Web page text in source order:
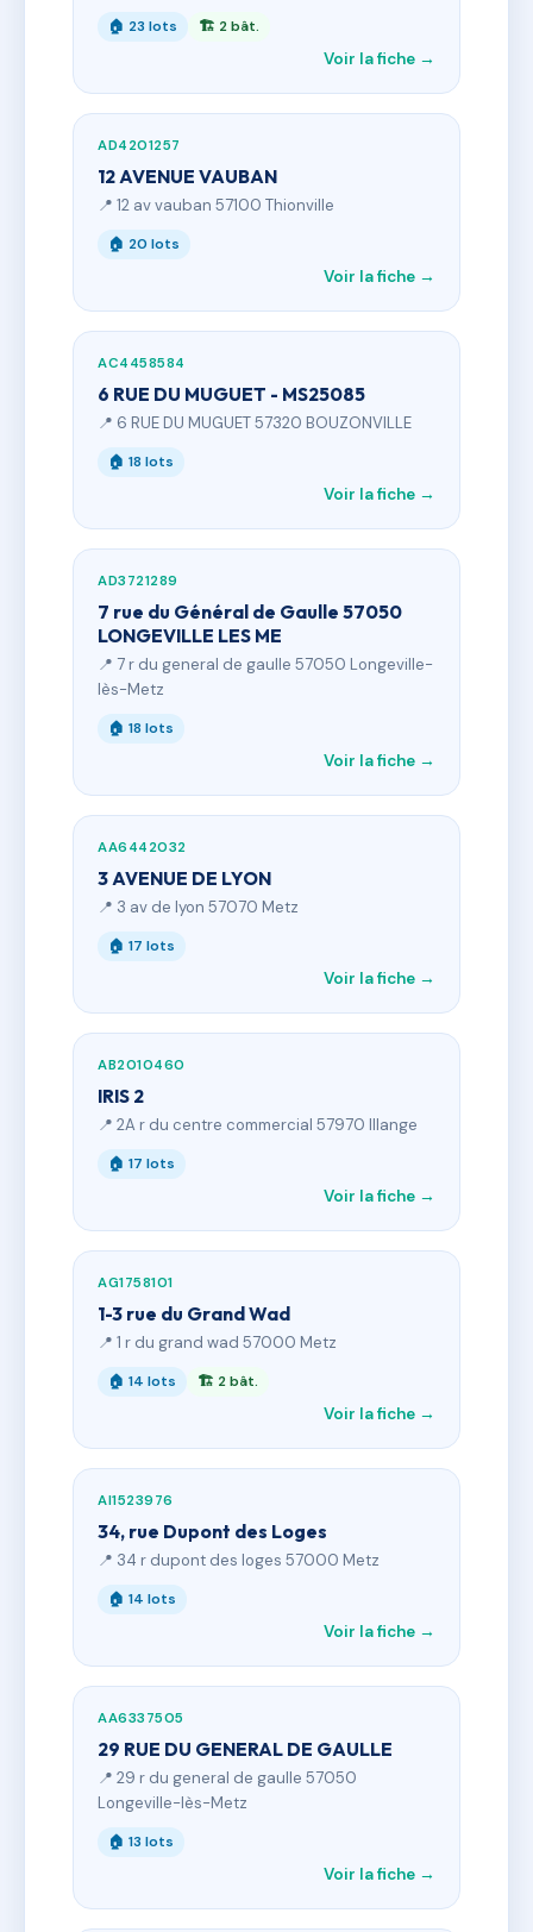
🏠 23 lots 🏗 2 bât.
Voir la fiche →
AD4201257
12 AVENUE VAUBAN
📍 12 av vauban 57100 Thionville
🏠 20 lots
Voir la fiche →
AC4458584
6 RUE DU MUGUET - MS25085
📍 6 RUE DU MUGUET 57320 BOUZONVILLE
🏠 18 lots
Voir la fiche →
AD3721289
7 rue du Général de Gaulle 57050
LONGEVILLE LES ME
📍 7 r du general de gaulle 57050 Longeville-
lès-Metz
🏠 18 lots
Voir la fiche →
AA6442032
3 AVENUE DE LYON
📍 3 av de lyon 57070 Metz
🏠 17 lots
Voir la fiche →
AB2010460
IRIS 2
📍 2A r du centre commercial 57970 Illange
🏠 17 lots
Voir la fiche →
AG1758101
1-3 rue du Grand Wad
📍 1 r du grand wad 57000 Metz
🏠 14 lots 🏗 2 bât.
Voir la fiche →
AI1523976
34, rue Dupont des Loges
📍 34 r dupont des loges 57000 Metz
🏠 14 lots
Voir la fiche →
AA6337505
29 RUE DU GENERAL DE GAULLE
📍 29 r du general de gaulle 57050
Longeville-lès-Metz
🏠 13 lots
Voir la fiche →